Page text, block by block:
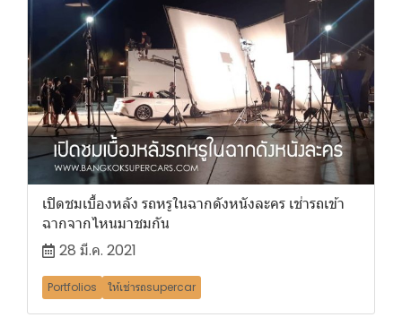
เปิดชมเบื้องหลัง รถหรูในฉากดังหนังละคร เช่ารถเข้า
ฉากจากไหนมาชมกัน
28 มี.ค. 2021
Portfolios ให้เช่ารถsupercar